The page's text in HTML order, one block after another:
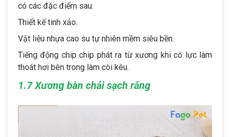
có các đặc điểm sau:
Thiết kế tinh xảo.
Vật liệu nhựa cao su tự nhiên mềm siêu bền.
Tiếng động chip chip phát ra từ xương khi có lực làm
thoát hơi bên trong làm còi kêu.
1.7 Xương bàn chải sạch răng